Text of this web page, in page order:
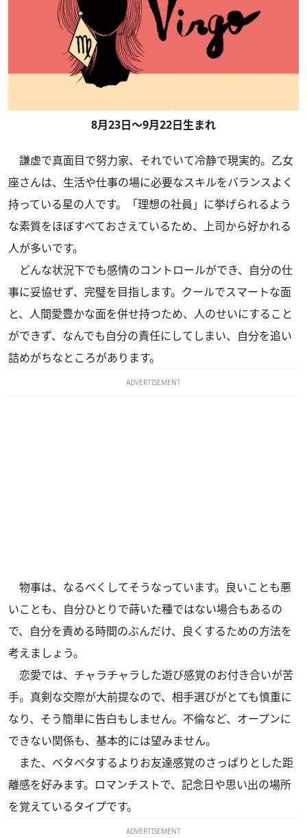
8月23日～9月22日生まれ
謙虚で真面目で努力家、それでいて冷静で現実的。乙女
座さんは、生活や仕事の場に必要なスキルをバランスよく
持っている星の人です。「理想の社員」に挙げられるよう
な素質をほぼすべておさえているため、上司から好かれる
人が多いです。
どんな状況下でも感情のコントロールができ、自分の仕
事に妥協せず、完璧を目指します。クールでスマートな面
と、人間愛豊かな面を併せ持つため、人のせいにすること
ができず、なんでも自分の責任にしてしまい、自分を追い
詰めがちなところがあります。
ADVERTISEMENT
物事は、なるべくしてそうなっています。良いことも悪
いことも、自分ひとりで蒔いた種ではない場合もあるの
で、自分を責める時間のぶんだけ、良くするための方法を
考えましょう。
恋愛では、チャラチャラした遊び感覚のお付き合いが苦
手。真剣な交際が大前提なので、相手選びがとても慎重に
なり、そう簡単に告白もしません。不倫など、オープンに
できない関係も、基本的には望みません。
また、ベタベタするよりお友達感覚のさっぱりとした距
離感を好みます。ロマンチストで、記念日や思い出の場所
を覚えているタイプです。
ADVERTISEMENT